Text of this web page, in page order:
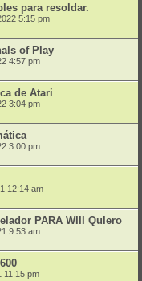
para resoldar.
5:15 pm
of Play
4:57 pm
de Atari
3:04 pm
3:00 pm
12:14 am
PARA WIII QuIero
9:53 am
11:15 pm